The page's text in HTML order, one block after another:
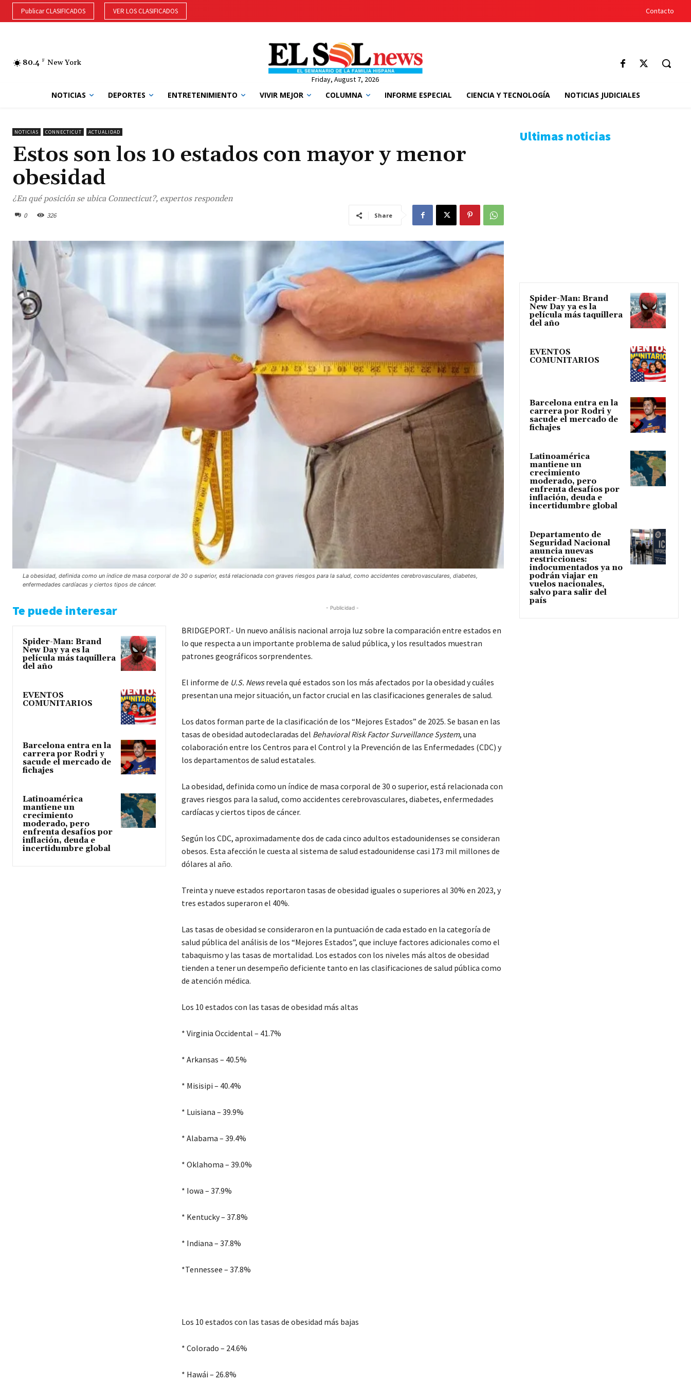
Publicar CLASIFICADOS VER LOS CLASIFICADOS Contacto
80.4 F New York
Friday, August 7, 2026
NOTICIAS DEPORTES ENTRETENIMIENTO VIVIR MEJOR COLUMNA INFORME ESPECIAL CIENCIA Y TECNOLOGÍA NOTICIAS JUDICIALES
NOTICIAS CONNECTICUT ACTUALIDAD
Estos son los 10 estados con mayor y menor
obesidad
¿En qué posición se ubica Connecticut?, expertos responden
0 326 Share
La obesidad, definida como un índice de masa corporal de 30 o superior, está relacionada con graves riesgos para la salud, como accidentes cerebrovasculares, diabetes,
enfermedades cardíacas y ciertos tipos de cáncer.
Te puede interesar
Spider-Man: Brand
New Day ya es la
película más taquillera
del año
EVENTOS
COMUNITARIOS
Barcelona entra en la
carrera por Rodri y
sacude el mercado de
fichajes
Latinoamérica
mantiene un
crecimiento
moderado, pero
enfrenta desafíos por
inflación, deuda e
incertidumbre global
- Publicidad -
BRIDGEPORT.- Un nuevo análisis nacional arroja luz sobre la comparación entre estados en
lo que respecta a un importante problema de salud pública, y los resultados muestran
patrones geográficos sorprendentes.
El informe de U.S. Newsrevela qué estados son los más afectados por la obesidad y cuáles
presentan una mejor situación, un factor crucial en las clasificaciones generales de salud.
Los datos forman parte de la clasificación de los “Mejores Estados” de 2025. Se basan en las
tasas de obesidad autodeclaradas del Behavioral Risk Factor Surveillance System, una
colaboración entre los Centros para el Control y la Prevención de las Enfermedades (CDC) y
los departamentos de salud estatales.
La obesidad, definida como un índice de masa corporal de 30 o superior, está relacionada con
graves riesgos para la salud, como accidentes cerebrovasculares, diabetes, enfermedades
cardíacas y ciertos tipos de cáncer.
Según los CDC, aproximadamente dos de cada cinco adultos estadounidenses se consideran
obesos. Esta afección le cuesta al sistema de salud estadounidense casi 173 mil millones de
dólares al año.
Treinta y nueve estados reportaron tasas de obesidad iguales o superiores al 30% en 2023, y
tres estados superaron el 40%.
Las tasas de obesidad se consideraron en la puntuación de cada estado en la categoría de
salud pública del análisis de los “Mejores Estados”, que incluye factores adicionales como el
tabaquismo y las tasas de mortalidad. Los estados con los niveles más altos de obesidad
tienden a tener un desempeño deficiente tanto en las clasificaciones de salud pública como
de atención médica.
Los 10 estados con las tasas de obesidad más altas
* Virginia Occidental – 41.7%
* Arkansas – 40.5%
* Misisipi – 40.4%
* Luisiana – 39.9%
* Alabama – 39.4%
* Oklahoma – 39.0%
* Iowa – 37.9%
* Kentucky – 37.8%
* Indiana – 37.8%
*Tennessee – 37.8%
Los 10 estados con las tasas de obesidad más bajas
* Colorado – 24.6%
* Hawái – 26.8%
Ultimas noticias
Spider-Man: Brand
New Day ya es la
película más taquillera
del año
EVENTOS
COMUNITARIOS
Barcelona entra en la
carrera por Rodri y
sacude el mercado de
fichajes
Latinoamérica
mantiene un
crecimiento
moderado, pero
enfrenta desafíos por
inflación, deuda e
incertidumbre global
Departamento de
Seguridad Nacional
anuncia nuevas
restricciones:
indocumentados ya no
podrán viajar en
vuelos nacionales,
salvo para salir del
país